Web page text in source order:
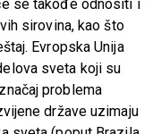
se takođe odnositi i
sirovina, kao što
Evropska Unija
sveta koji su
problema
države uzimaju